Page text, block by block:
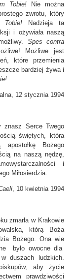
Tobie! Nie można
zwrotu, który
Tobie! Nadzieja ta
i ożywiała naszą
Spes contra
Możliwe jest
które przemienia
bardziej żywa i
12 stycznia 1994
znasz Serce Twego
świętych, która
apostołkę Bożego
na naszą nędzę,
i
Miłosierdzia.
, 10 kwietnia 1994
zmarła w Krakowie
którą Boża
Bożego. Ona wie
było owocne dla
duszach ludzkich.
aby życie
prawdziwości